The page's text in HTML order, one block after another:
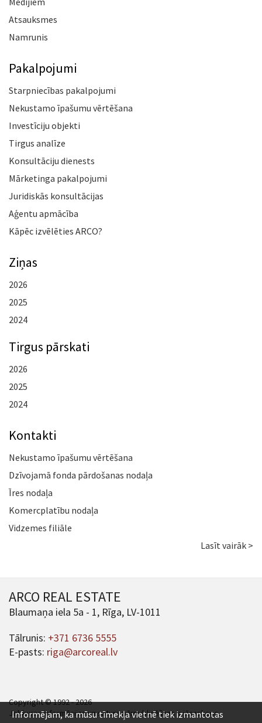
Atsauksmes
Namrunis
Pakalpojumi
Starpniecības pakalpojumi
Nekustamo īpašumu vērtēšana
Investīciju objekti
Tirgus analīze
Konsultāciju dienests
Mārketinga pakalpojumi
Juridiskās konsultācijas
Aģentu apmācība
Kāpēc izvēlēties ARCO?
Ziņas
2026
2025
2024
Tirgus pārskati
2026
2025
2024
Kontakti
Nekustamo īpašumu vērtēšana
Dzīvojamā fonda pārdošanas nodaļa
Īres nodaļa
Komercplatību nodaļa
Vidzemes filiāle
Lasīt vairāk >
ARCO REAL ESTATE
Blaumaņa iela 5a - 1, Rīga, LV-1011
Tālrunis: +371 6736 5555
E-pasts: riga@arcoreal.lv
Copyright © 1992 - 2026
Jebkuras informācijas un satura pārpublicēšana ir jāsaskaņo.
Informējam, ka mūsu tīmekļa vietnē tiek izmantotas